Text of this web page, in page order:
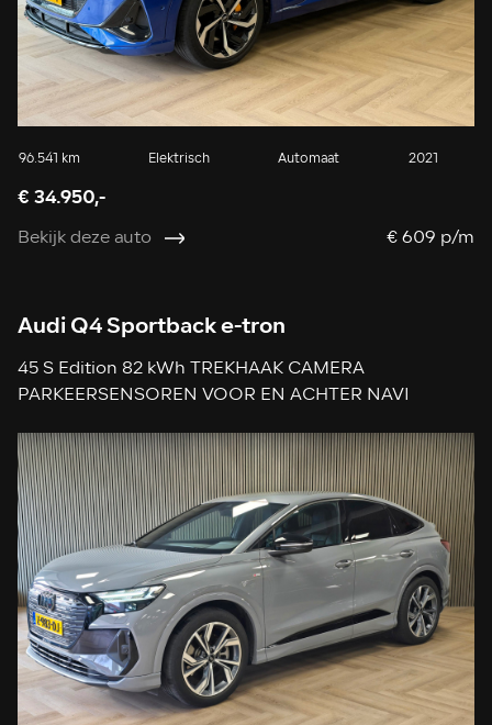
96.541 km Elektrisch Automaat 2021
€ 34.950,-
Bekijk deze auto € 609 p/m
Audi Q4 Sportback e-tron
45 S Edition 82 kWh TREKHAAK CAMERA
PARKEERSENSOREN VOOR EN ACHTER NAVI